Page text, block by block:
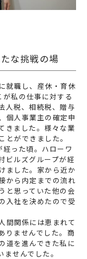
な挑戦の場
就職し、産休・育休
私の仕事に対する
人税、相続税、贈与
個人事業主の確定申
きました。様々な業
とができました。
った頃。ハローワ
ビルズグループが経
ました。家から近か
から内定までの流れ
と思っていた他の会
入社を決めたので受
間関係には恵まれて
りませんでした。商
道を進んできた私に
せんでした。